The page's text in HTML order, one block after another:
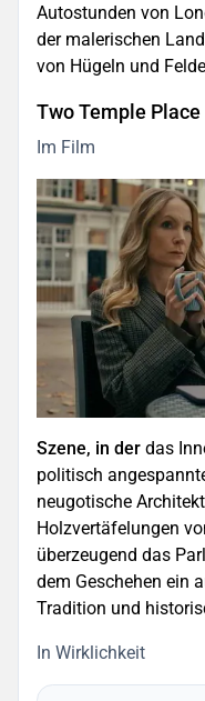
Autostunden von
der malerischen
von Hügeln und
Two Temple Place
Im Film
Szene, in der das
politisch
neugotische
Holzvertäfelungen
überzeugend das
dem Geschehen ein
Tradition und
In Wirklichkeit